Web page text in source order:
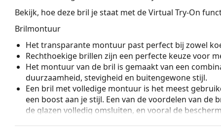
Bekijk, hoe deze bril je staat met de Virtual Try-On
Brilmontuur
Het transparante montuur past perfect bij zowel
Rechthoekige brillen zijn een perfecte keuze voor
Het montuur van de bril is gemaakt van een
duurzaamheid, stevigheid en buitengewone stijl.
Een bril met volledige montuur is het meest
een boost aan je stijl. Een van de voordelen van
de glazen volledig omsluiten, en vooral de